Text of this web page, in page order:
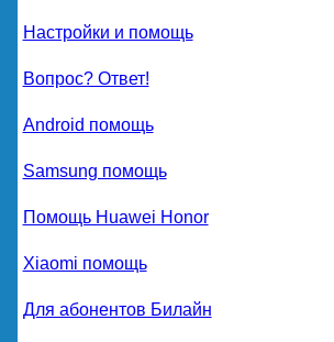
Настройки и помощь
Вопрос? Ответ!
Android помощь
Samsung помощь
Помощь Huawei Honor
Xiaomi помощь
Для абонентов Билайн